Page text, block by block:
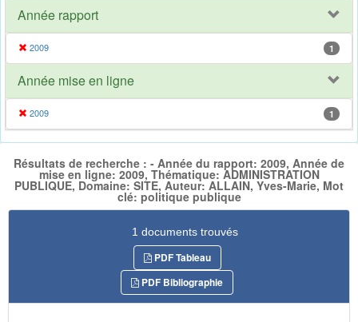
Année rapport
2009 1
Année mise en ligne
2009 1
Résultats de recherche : - Année du rapport: 2009, Année de
mise en ligne: 2009, Thématique: ADMINISTRATION
PUBLIQUE, Domaine: SITE, Auteur: ALLAIN, Yves-Marie, Mot
clé: politique publique
1 documents trouvés
PDF Tableau
PDF Bibliographie